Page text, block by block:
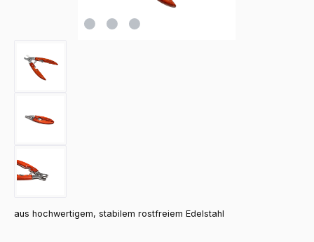
aus hochwertigem, stabilem rostfreiem Edelstahl